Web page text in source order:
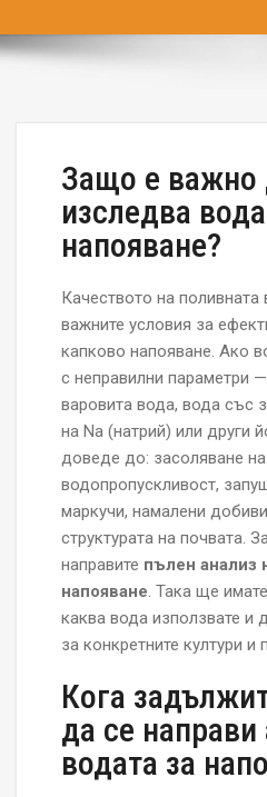
Защо е важно
изследва
напояване?
Качеството на
важните условия за
капково напояване. Ако
с неправилни параметри
варовита вода, вода със
на Na (натрий) или други
доведе до: засоляване
водопропускливост,
маркучи, намалени
структурата на почвата.
направите пълен анализ
напояване. Така ще
каква вода използвате и
за конкретните култури и
Кога
да се направи
водата за